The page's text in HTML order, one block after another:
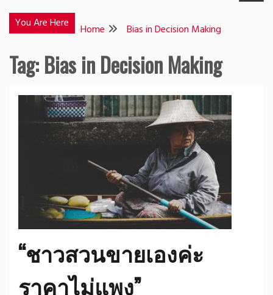
You Are Here Home Bias in Decision Making
Tag:Bias in Decision Making
“ชาวสวนขายเองค่ะ
ราคาไม่แพง”